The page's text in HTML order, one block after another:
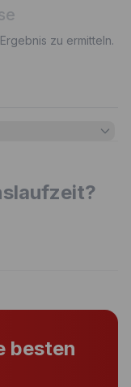
zu ermitteln.
besten